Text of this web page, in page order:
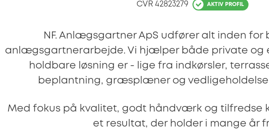
CVR 42823279 AKTIV PROFIL
NF. Anlægsgartner ApS udfører alt inden
anlægsgartnerarbejde. Vi hjælper både private og
holdbare løsning er - lige fra indkørsler,
beplantning, græsplæner og
Med fokus på kvalitet, godt håndværk og tilfredse
et resultat, der holder i mange år